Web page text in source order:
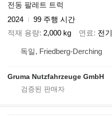
전동 팔레트 트럭
2024
99 주행 시간
적재 용량 2,000 kg 연료 전기
독일, Friedberg-Derching
Gruma Nutzfahrzeuge GmbH